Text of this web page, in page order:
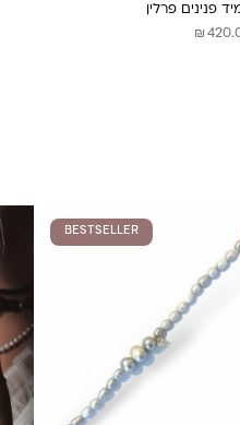
פנינים פרלין
₪
BESTSELLER